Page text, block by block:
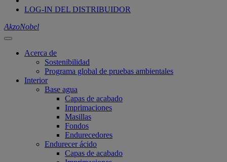
LOG-IN DEL DISTRIBUIDOR
AkzoNobel
Acerca de
Sostenibilidad
Programa global de pruebas ambientales
Interior
Base agua
Capas de acabado
Imprimaciones
Masillas
Fondos
Endurecedores
Endurecer ácido
Capas de acabado